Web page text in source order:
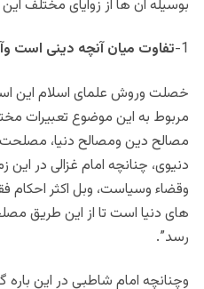
بوسیله آن ها از زوایای مختلف
1- تفاوت میان آنچه دینی است
خصلت وروش علمای اسلام این
مربوط به این موضوع تعبیرات
مصالح دین ومصالح دنیا،
دنیوی، چنانچه امام غزالی در
وقضاء وسیاست، وبل اکثر
های دنیا است تا از این طریق
رسد”.
وچنانچه امام شاطبی در این